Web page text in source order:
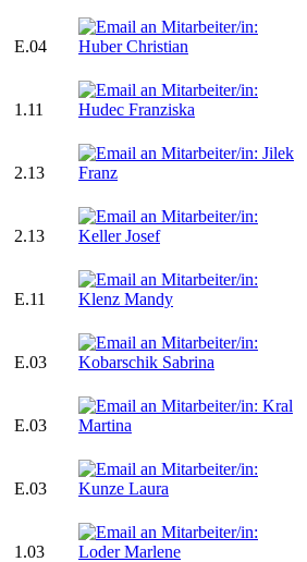
E.04
1.11
2.13
2.13
E.11
E.03
E.03
E.03
1.03